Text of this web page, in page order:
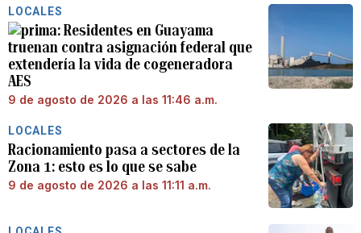
LOCALES
Residentes en Guayama
truenan contra asignación federal que
extendería la vida de cogeneradora
AES
9 de agosto de 2026 a las 11:46 a.m.
LOCALES
Racionamiento pasa a sectores de la
Zona 1: esto es lo que se sabe
9 de agosto de 2026 a las 11:11 a.m.